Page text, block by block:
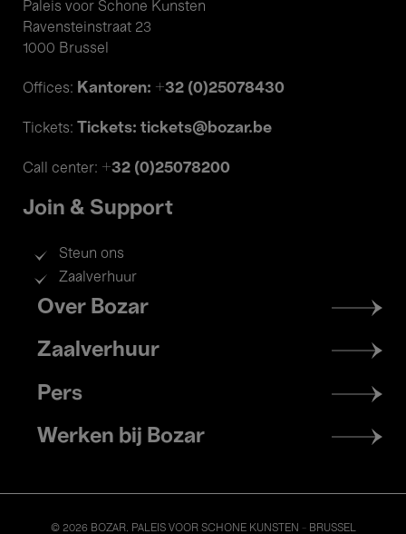
Paleis voor Schone Kunsten
Ravensteinstraat 23
1000 Brussel
Offices: Kantoren: +32 (0)25078430
Tickets: Tickets: tickets@bozar.be
Call center: +32 (0)25078200
Join & Support
Steun ons
Zaalverhuur
Footer
menu
Over Bozar
Zaalverhuur
Pers
Werken bij Bozar
© 2026 BOZAR. PALEIS VOOR SCHONE KUNSTEN - BRUSSEL